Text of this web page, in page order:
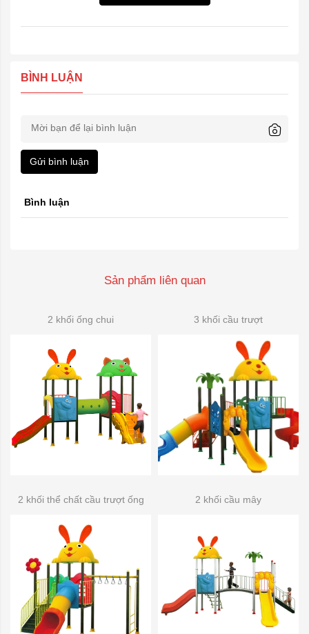
BÌNH LUẬN
Gửi bình luận
Bình luận
Sản phẩm liên quan
2 khối ống chui 3 khối cầu trượt
2 khối thể chất cầu trượt ống 2 khối cầu mây